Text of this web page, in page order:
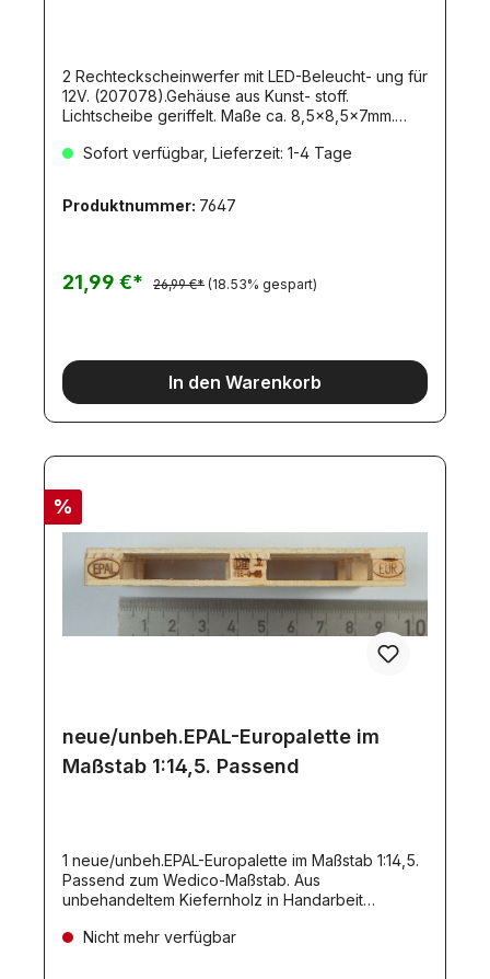
2 Rechteckscheinwerfer mit LED-Beleucht- ung für
12V. (207078).Gehäuse aus Kunst- stoff.
Lichtscheibe geriffelt. Maße ca. 8,5x8,5x7mm.
2mm Durchmesser 50090757 12V-VersionIdeal
Ketten-Laderaupe LR634 von
Carson.Lieferumfang2 Gehäuse, schwarz2
20cm KabelAnleitung
Sofort verfügbar, Lieferzeit: 1-4 Tage
Produktnummer: 7647
21,99 €* 26,99 €* (18.53% gespart)
In den Warenkorb
%
neue/unbeh.EPAL-Europalette im
Maßstab 1:14,5. Passend
1 neue/unbeh.EPAL-Europalette im Maßstab 1:14,5.
Passend zum Wedico-Maßstab. Aus
unbehandeltem Kiefernholz in Handarbeit
EURO. 83x55x10mm. EPAL-Europalette.Die Palette
Nicht mehr verfügbar